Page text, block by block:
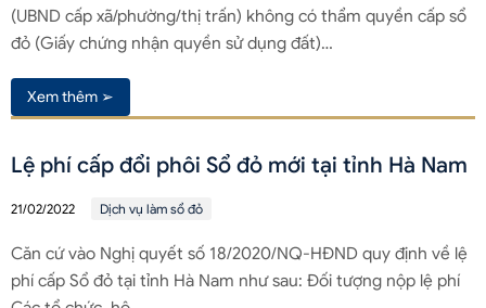
(UBND cấp xã/phường/thị trấn) không có thẩm quyền cấp sổ
đỏ (Giấy chứng nhận quyền sử dụng đất)…
Xem thêm ➢
Lệ phí cấp đổi phôi Sổ đỏ mới tại tỉnh Hà Nam
21/02/2022 Dịch vụ làm sổ đỏ
Căn cứ vào Nghị quyết số 18/2020/NQ-HĐND quy định về lệ
phí cấp Sổ đỏ tại tỉnh Hà Nam như sau: Đối tượng nộp lệ phí